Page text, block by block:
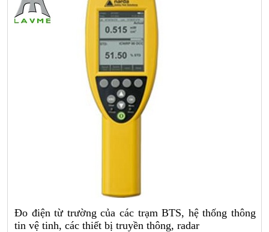
Đo điện từ trường của các trạm BTS, hệ thống thông
tin vệ tinh, các thiết bị truyền thông, radar